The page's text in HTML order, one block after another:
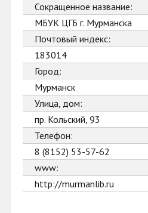
Сокращенное название:
МБУК ЦГБ г. Мурманска
Почтовый индекс:
183014
Город:
Мурманск
Улица, дом:
пр. Кольский, 93
Телефон:
8 (8152) 53-57-62
www:
http://murmanlib.ru